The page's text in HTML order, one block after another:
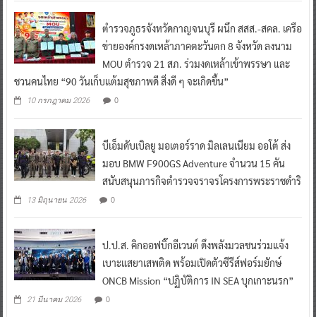
ตำรวจภูธรจังหวัดกาญจนบุรี ผนึก สสส.-สคล. เครือ
ข่ายองค์กรงดเหล้าภาคตะวันตก 8 จังหวัด ลงนาม
MOU ตำรวจ 21 สภ. ร่วมงดเหล้าเข้าพรรษา และ
ชวนคนไทย “90 วันเก็บแต้มสุขภาพดี สิ่งดี ๆ จะเกิดขึ้น”
10 กรกฎาคม 2026 0
บีเอ็มดับเบิลยู มอเตอร์ราด มิลเลนเนียม ออโต้ ส่ง
มอบ BMW F900GS Adventure จำนวน 15 คัน
สนับสนุนภารกิจตำรวจจราจรโครงการพระราชดำริ
13 มิถุนายน 2026 0
ป.ป.ส. คิกออฟบิ๊กอีเวนต์ ดึงพลังมวลชนร่วมแจ้ง
เบาะแสยาเสพติด พร้อมเปิดตัวซีรีส์ฟอร์มยักษ์
ONCB Mission “ปฏิบัติการ IN SEA บุกเกาะนรก”
21 มีนาคม 2026 0